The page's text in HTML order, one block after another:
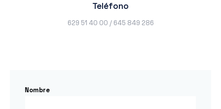
Teléfono
629 51 40 00 / 645 849 286
Nombre